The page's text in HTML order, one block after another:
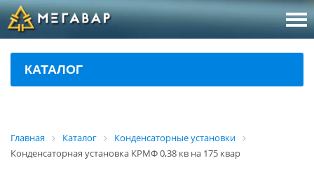
8
КАТАЛОГ
Главная Каталог
Конденсаторные установки
Конденсаторная установка КРМФ 0,38 кв на 175 квар